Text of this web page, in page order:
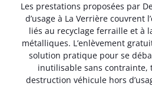
Les prestations proposées par
d’usage à La Verrière couvrent
liés au recyclage ferraille et à
métalliques. L’enlèvement
solution pratique pour se
inutilisable sans contrainte,
destruction véhicule hors